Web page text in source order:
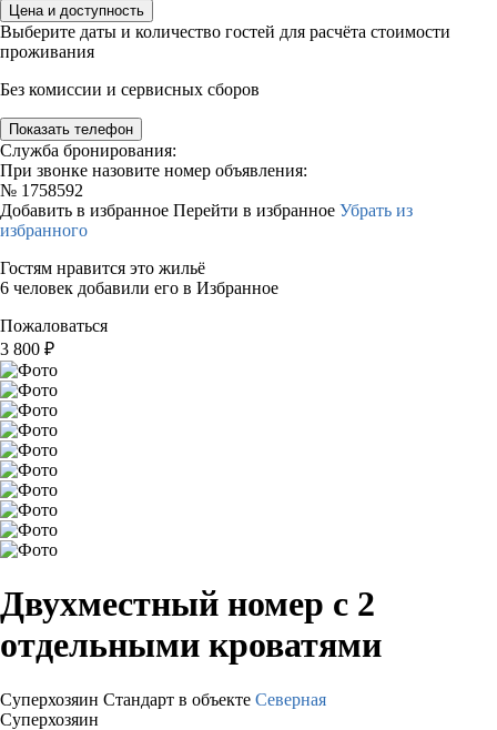
Цена и доступность
Выберите даты и количество гостей для расчёта стоимости
проживания
Без комиссии и сервисных сборов
Показать телефон
Служба бронирования:
При звонке назовите номер объявления:
№ 1758592
Добавить в избранное Перейти в избранное Убрать из
избранного
Гостям нравится это жильё
6 человек добавили его в Избранное
Пожаловаться
3 800 ₽
Двухместный номер с 2
отдельными кроватями
Суперхозяин Стандарт в объекте Северная
Суперхозяин